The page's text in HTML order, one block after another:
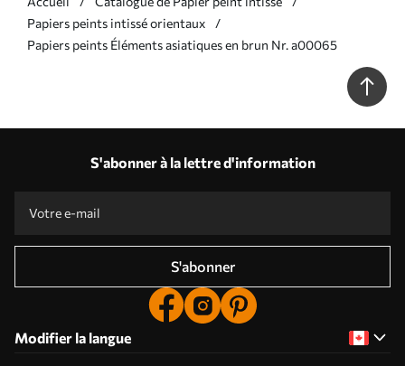
Papiers peints intissé orientaux
Papiers peints Éléments asiatiques en brun Nr. a00065
S'abonner à la lettre d'information
S'abonner
Modifier la langue